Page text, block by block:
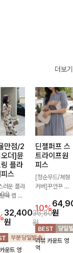
더보기
만점/2
더]뮨
플라
스
러운 플라
과 랩 디
로 여성스
서 세련된
를 더해주
링이 내
있어 슬림
을 조절
32,400
원
36,800
원
운트 영
딘젤퍼프 스
트라이프원
피스
[청순무드/체형
커버]꾸안꾸 무
볍고 산뜻한 착
용감으로 여름
내내 손이 자주
가는 원피스예
요- 은은한 스트
라이프 패턴과
10%원
리뷰 카운트 영
역